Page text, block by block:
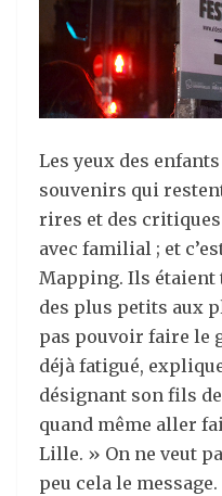
Les yeux des
souvenirs qui
rires et des
avec familial ; et
Mapping. Ils étaient
des plus petits aux
pas pouvoir faire le
déjà fatigué,
désignant son fils
quand même aller
Lille. » On ne veut
peu cela le